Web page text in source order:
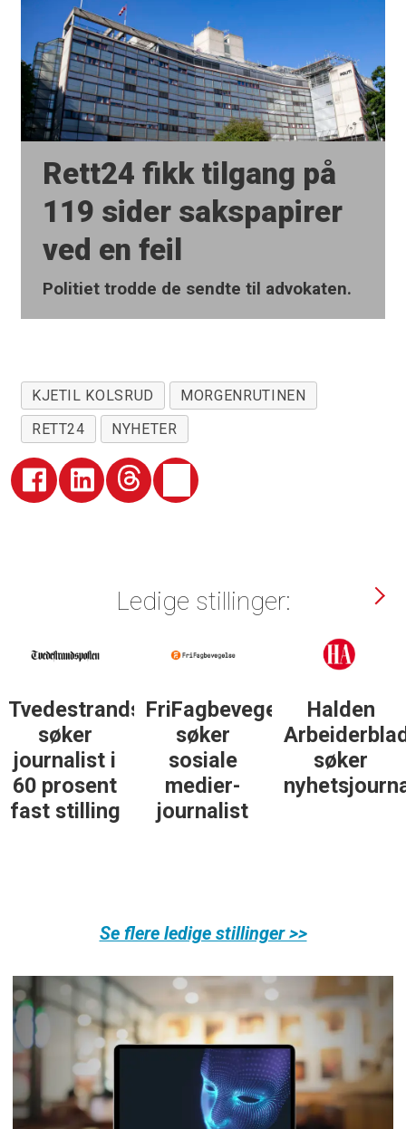
Rett24 fikk tilgang på
119 sider sakspapirer
ved en feil
Politiet trodde de sendte til advokaten.
KJETIL KOLSRUD
MORGENRUTINEN
RETT24
NYHETER
Ledige stillinger:
Halden
Arbeiderblad
søker
nyhetsjournalist
Støttegruppa
25. juni
søker
journalist
Journalist
med teft
for digitale
spor? Bli
Se flere ledige stillinger >>